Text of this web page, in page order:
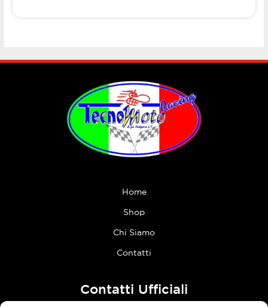
Home
Shop
Chi Siamo
Contatti
Contatti Ufficiali